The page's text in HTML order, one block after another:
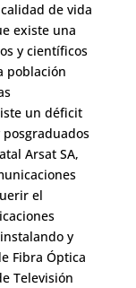
de vida
existe una
y científicos
población
un déficit
Arsat SA,
el
y
Fibra Óptica
Televisión